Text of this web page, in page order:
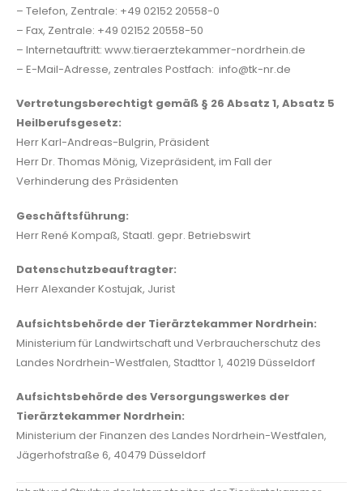
– Telefon, Zentrale: +49 02152 20558-0
– Fax, Zentrale: +49 02152 20558-50
– Internetauftritt: www.tieraerztekammer-nordrhein.de
– E-Mail-Adresse, zentrales Postfach: info@tk-nr.de
Vertretungsberechtigt gemäß § 26 Absatz 1, Absatz 5
Heilberufsgesetz:
Herr Karl-Andreas-Bulgrin, Präsident
Herr Dr. Thomas Mönig, Vizepräsident, im Fall der
Verhinderung des Präsidenten
Geschäftsführung:
Herr René Kompaß, Staatl. gepr. Betriebswirt
Datenschutzbeauftragter:
Herr Alexander Kostujak, Jurist
Aufsichtsbehörde der Tierärztekammer Nordrhein:
Ministerium für Landwirtschaft und Verbraucherschutz des
Landes Nordrhein-Westfalen, Stadttor 1, 40219 Düsseldorf
Aufsichtsbehörde des Versorgungswerkes der
Tierärztekammer Nordrhein:
Ministerium der Finanzen des Landes Nordrhein-Westfalen,
Jägerhofstraße 6, 40479 Düsseldorf